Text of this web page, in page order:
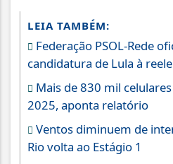
LEIA TAMBÉM:
Federação PSOL-Rede
candidatura de Lula à
Mais de 830 mil
2025, aponta relatório
Ventos diminuem de
Rio volta ao Estágio 1